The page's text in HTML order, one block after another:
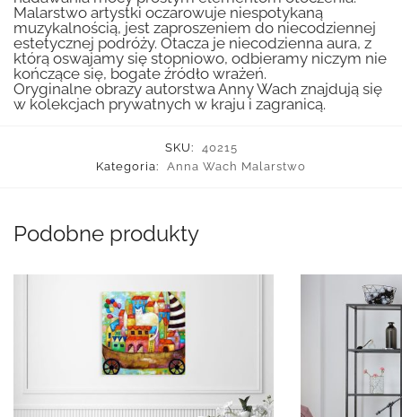
Malarstwo artystki oczarowuje niespotykaną
muzykalnością, jest zaproszeniem do niecodziennej
estetycznej podróży. Otacza je niecodzienna aura, z
którą oswajamy się stopniowo, odbieramy niczym nie
kończące się, bogate źródło wrażeń.
Oryginalne obrazy autorstwa Anny Wach znajdują się
w kolekcjach prywatnych w kraju i zagranicą.
SKU:
40215
Kategoria:
Anna Wach Malarstwo
Podobne produkty